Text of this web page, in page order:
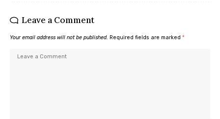
Leave a Comment
Your email address will not be published. Required fields are marked *